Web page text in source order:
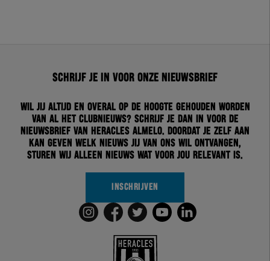
Schrijf je in voor onze nieuwsbrief
Wil jij altijd en overal op de hoogte gehouden worden
van al het clubnieuws? Schrijf je dan in voor de
nieuwsbrief van Heracles Almelo. Doordat je zelf aan
kan geven welk nieuws jij van ons wil ontvangen,
sturen wij alleen nieuws wat voor jou relevant is.
INSCHRIJVEN